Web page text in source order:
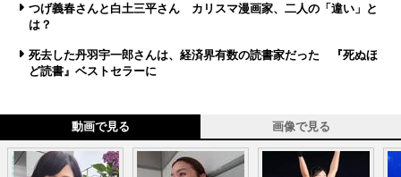
つげ義春さんと白土三平さん カリスマ漫画家、二人の「違い」と
は？
死去した丹羽宇一郎さんは、経済界有数の読書家だった 『死ぬほ
ど読書』ベストセラーに
動画で見る 画像で見る